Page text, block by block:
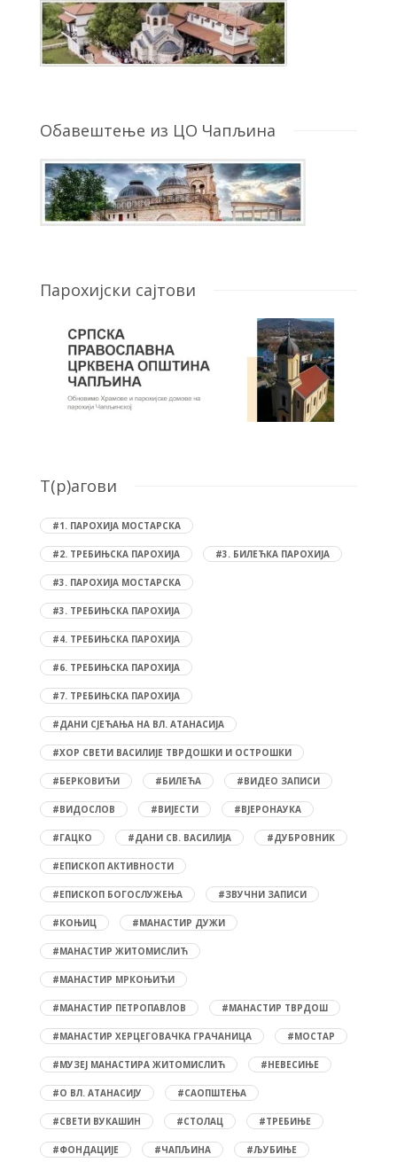
Обавештење из ЦО Чапљина
Парохијски сајтови
T(р)агови
#1. ПАРОХИЈА МОСТАРСКА
#2. ТРЕБИЊСКА ПАРОХИЈА #3. БИЛЕЋКА ПАРОХИЈА
#3. ПАРОХИЈА МОСТАРСКА
#3. ТРЕБИЊСКА ПАРОХИЈА
#4. ТРЕБИЊСКА ПАРОХИЈА
#6. ТРЕБИЊСКА ПАРОХИЈА
#7. ТРЕБИЊСКА ПАРОХИЈА
#ДАНИ СЈЕЋАЊА НА ВЛ. АТАНАСИЈА
#ХОР СВЕТИ ВАСИЛИЈЕ ТВРДОШКИ И ОСТРОШКИ
#БЕРКОВИЋИ #БИЛЕЋА #ВИДЕО ЗАПИСИ
#ВИДОСЛОВ #ВИЈЕСТИ #ВЈЕРОНАУКА
#ГАЦКО #ДАНИ СВ. ВАСИЛИЈА #ДУБРОВНИК
#ЕПИСКОП АКТИВНОСТИ
#ЕПИСКОП БОГОСЛУЖЕЊА #ЗВУЧНИ ЗАПИСИ
#КОЊИЦ #МАНАСТИР ДУЖИ
#МАНАСТИР ЖИТОМИСЛИЋ
#МАНАСТИР МРКОЊИЋИ
#МАНАСТИР ПЕТРОПАВЛОВ #МАНАСТИР ТВРДОШ
#МАНАСТИР ХЕРЦЕГОВАЧКА ГРАЧАНИЦА #МОСТАР
#МУЗЕЈ МАНАСТИРА ЖИТОМИСЛИЋ #НЕВЕСИЊЕ
#О ВЛ. АТАНАСИЈУ #САОПШТЕЊА
#СВЕТИ ВУКАШИН #СТОЛАЦ #ТРЕБИЊЕ
#ФОНДАЦИЈЕ #ЧАПЉИНА #ЉУБИЊЕ